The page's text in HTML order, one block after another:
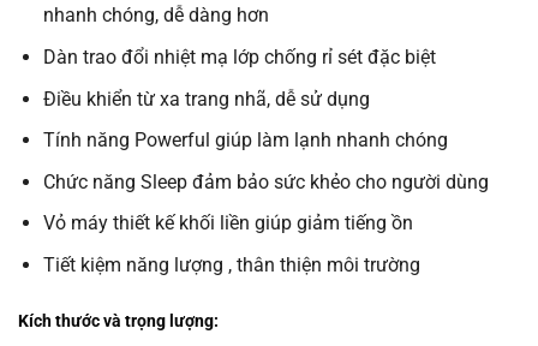
nhanh chóng, dễ dàng hơn
Dàn trao đổi nhiệt mạ lớp chống rỉ sét đặc biệt
Điều khiển từ xa trang nhã, dễ sử dụng
Tính năng Powerful giúp làm lạnh nhanh chóng
Chức năng Sleep đảm bảo sức khẻo cho người dùng
Vỏ máy thiết kế khối liền giúp giảm tiếng ồn
Tiết kiệm năng lượng , thân thiện môi trường
Kích thước và trọng lượng: